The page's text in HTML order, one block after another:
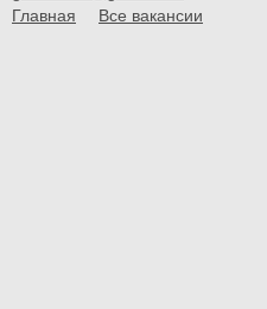
Главная
Все вакансии